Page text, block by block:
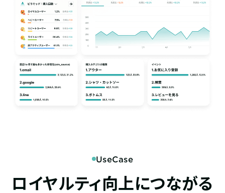
UseCase
ロイヤルティ向上につながる